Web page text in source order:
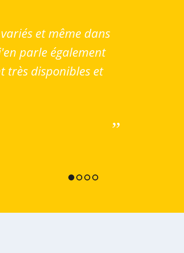
et même dans
parle également
très disponibles et